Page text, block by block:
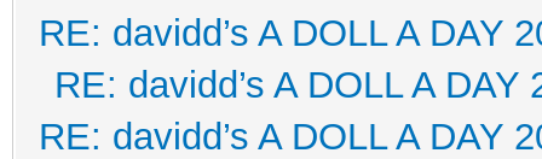
RE: davidd’s A DOLL A DAY
RE: davidd’s A DOLL A DAY
RE: davidd’s A DOLL A DAY